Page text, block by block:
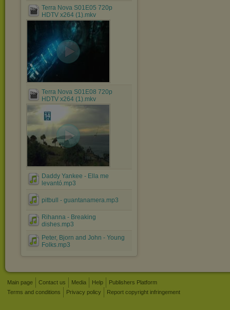
Terra Nova S01E05 720p
HDTV x264 (1).mkv
Terra Nova S01E08 720p
HDTV x264 (1).mkv
Daddy Yankee - Ella me
levantó.mp3
pitbull - guantanamera.mp3
Rihanna - Breaking
dishes.mp3
Peter, Bjorn and John - Young
Folks.mp3
Main page Contact us Media Help
Publishers Platform
Terms and conditions
Privacy policy Report copyright infringement